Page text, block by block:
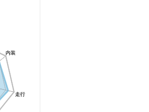
内装
走行
内装
走行